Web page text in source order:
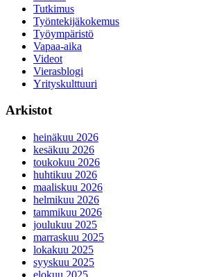
Tutkimus
Työntekijäkokemus
Työympäristö
Vapaa-aika
Videot
Vierasblogi
Yrityskulttuuri
Arkistot
heinäkuu 2026
kesäkuu 2026
toukokuu 2026
huhtikuu 2026
maaliskuu 2026
helmikuu 2026
tammikuu 2026
joulukuu 2025
marraskuu 2025
lokakuu 2025
syyskuu 2025